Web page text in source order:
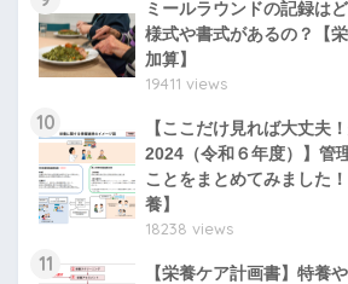
ミールラウンドの記録は
様式や書式があるの？【
加算】
19411 views
10
【ここだけ見れば大丈夫
2024（令和６年度）】管
ことをまとめてみました
養】
18238 views
11
【栄養ケア計画書】特養